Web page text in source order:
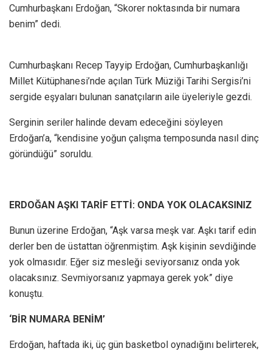
Cumhurbaşkanı Erdoğan, “Skorer noktasında bir numara
benim” dedi.
Cumhurbaşkanı Recep Tayyip Erdoğan, Cumhurbaşkanlığı
Millet Kütüphanesi’nde açılan Türk Müziği Tarihi Sergisi’ni
sergide eşyaları bulunan sanatçıların aile üyeleriyle gezdi.
Serginin seriler halinde devam edeceğini söyleyen
Erdoğan’a, “kendisine yoğun çalışma temposunda nasıl dinç
göründüğü” soruldu.
ERDOĞAN AŞKI TARİF ETTİ: ONDA YOK OLACAKSINIZ
Bunun üzerine Erdoğan, “Aşk varsa meşk var. Aşkı tarif edin
derler ben de üstattan öğrenmiştim. Aşk kişinin sevdiğinde
yok olmasıdır. Eğer siz mesleği seviyorsanız onda yok
olacaksınız. Sevmiyorsanız yapmaya gerek yok” diye
konuştu.
‘BİR NUMARA BENİM’
Erdoğan, haftada iki, üç gün basketbol oynadığını belirterek,